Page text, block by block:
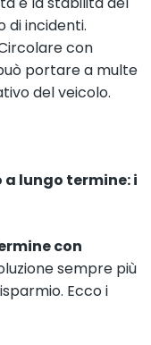
di incidenti.
con
portare a multe
del veicolo.
lungo termine: i
con
sempre più
Ecco i